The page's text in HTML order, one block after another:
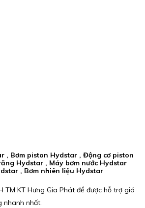
, Bơm piston Hydstar , Động cơ piston
Hydstar , Máy bơm nước Hydstar
, Bơm nhiên liệu Hydstar
TM KT Hưng Gia Phát để được hỗ trợ giá
nhanh nhất.